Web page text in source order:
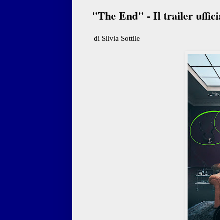
"The End" - Il trailer
di Silvia Sottile